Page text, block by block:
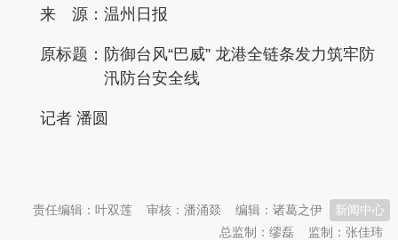
来 源：温州日报
原标题： 防御台风“巴威” 龙港全链条发力筑牢防
汛防台安全线
记者 潘圆
新闻中心
编辑：诸葛之伊
审核：潘涌燚
责任编辑：叶双莲
监制：张佳玮
总监制：缪磊